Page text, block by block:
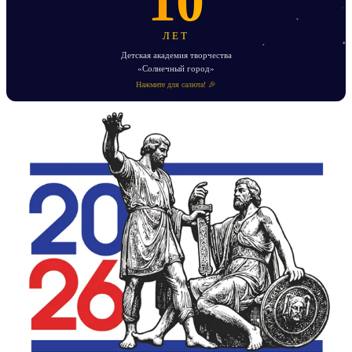
ЛЕТ
Детская академия творчества
«Солнечный город»
Нажмите для салюта! 🎉